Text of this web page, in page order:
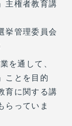
主権者教育講
挙管理委員会
を通して、
ことを目的
育に関する講
らっていま